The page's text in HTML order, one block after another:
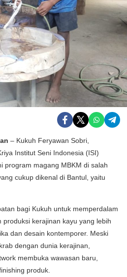
– Kukuh Feryawan Sobri,
Institut Seni Indonesia (ISI)
program magang MBKM di salah
cukup dikenal di Bantul, yaitu
bagi Kukuh untuk memperdalam
produksi kerajinan kayu yang lebih
dan desain kontemporer. Meski
dengan dunia kerajinan,
membuka wawasan baru,
produk.